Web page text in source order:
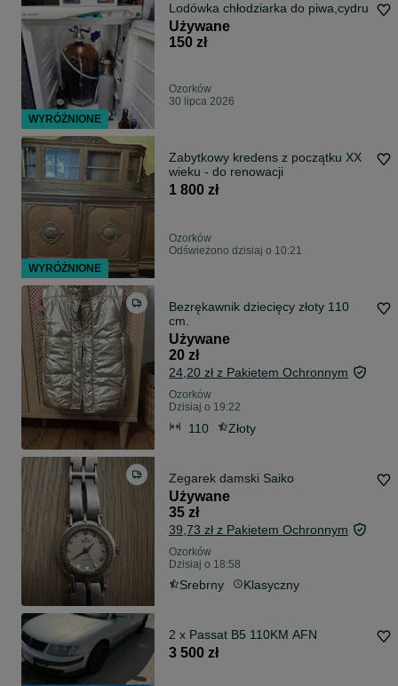
Lodówka chłodziarka do piwa,cydru
Używane
150 zł
Ozorków
30 lipca 2026
Zabytkowy kredens z początku XX
wieku - do renowacji
1 800 zł
Ozorków
Odświeżono dzisiaj o 10:21
Bezrękawnik dziecięcy złoty 110
cm.
Używane
20 zł
24,20 zł z Pakietem Ochronnym
Ozorków
Dzisiaj o 19:22
110 Złoty
Zegarek damski Saiko
Używane
35 zł
39,73 zł z Pakietem Ochronnym
Ozorków
Dzisiaj o 18:58
Srebrny Klasyczny
2 x Passat B5 110KM AFN
3 500 zł
WYRÓŻNIONE
WYRÓŻNIONE